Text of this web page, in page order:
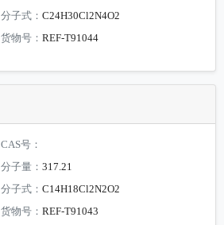
分子式：C24H30Cl2N4O2
货物号：REF-T91044
CAS号：
分子量：317.21
分子式：C14H18Cl2N2O2
货物号：REF-T91043